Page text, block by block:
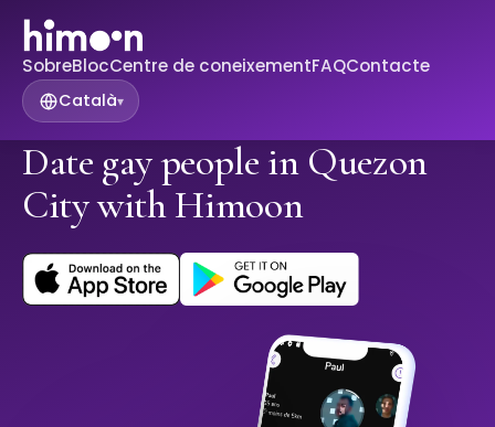
SobreBlocCentre de coneixementFAQContacte
Català▾
Date gay people in Quezon
City with Himoon